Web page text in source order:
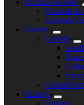
Occhiali da Sole
Occhiali da
Occhiali
Gioielli
Gioielli
Gioielli
Orologi
Orologi